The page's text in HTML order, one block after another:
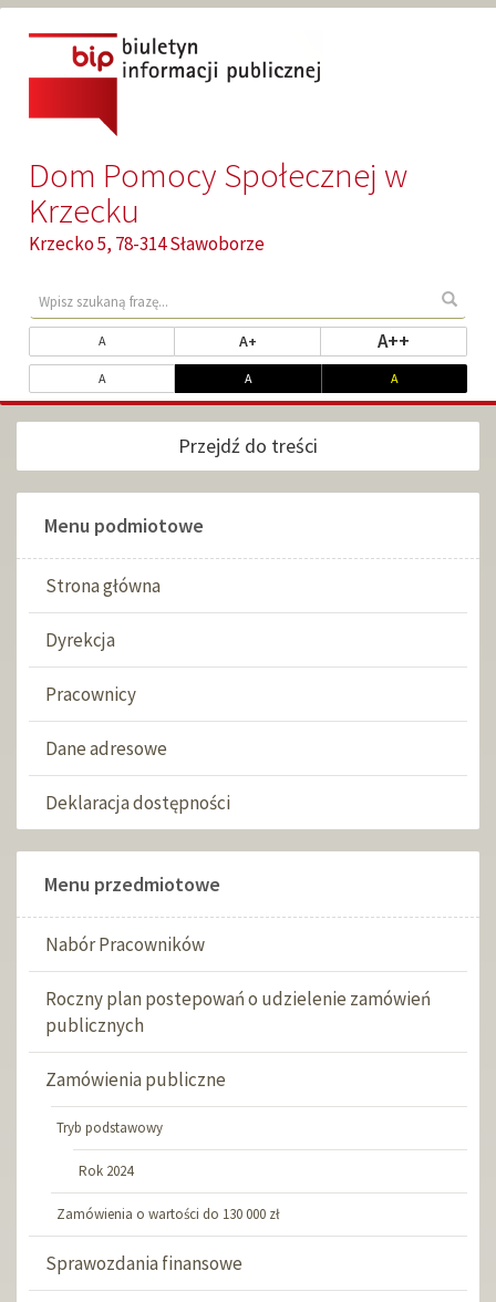
treści
wyszukiwarki
Dom Pomocy Społecznej w
Krzecku
Krzecko 5, 78-314 Sławoborze
Wyszukaj
treści
serwisie
rozmiar
Arozmiar standardowy A+rozmiar powiększony
A++
kontrast
Akontrast standardowy Akontrast biały na czarnym
Akontrast żółty
Przejdź do treści
Menu podmiotowe
Strona główna
Dyrekcja
Pracownicy
Dane adresowe
Deklaracja dostępności
Menu przedmiotowe
Nabór Pracowników
Roczny plan postepowań o udzielenie zamówień
publicznych
Zamówienia publiczne
Tryb podstawowy
Rok 2024
Zamówienia o wartości do 130 000 zł
Sprawozdania finansowe